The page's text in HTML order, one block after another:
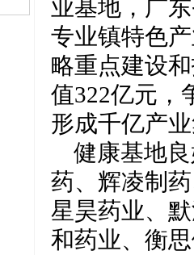
业基地，广
专业镇特色
略重点建设
值322亿元，
形成千亿产
健康基地良
药、辉凌制
星昊药业、
和药业、衡